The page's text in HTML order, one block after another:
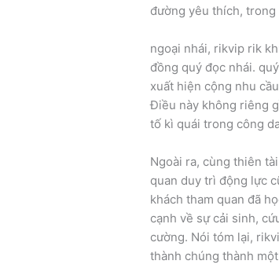
đường yêu thích,
ngoại nhái, rikvip rik
đồng quý đọc nhái.
xuất hiện cộng nhu
Điều này không riêng
tố kì quái trong công
Ngoài ra, cùng thiên
quan duy trì động lực
khách tham quan đã
cạnh về sự cải sinh,
cường. Nói tóm lại,
thành chúng thành